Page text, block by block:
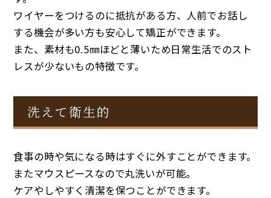
ワイヤーをつけるのに抵抗がある方、人前でお話し
する機会が多い方も安心して矯正ができます。
また、素材も0.5㎜ほどと薄いため日常生活でのスト
レスが少ないもの特徴です。
洗えて衛生的
食事の時や気になる時はすぐに外すことができます。
またマウスピースなので丸洗いが可能。
ケアやしやすく清潔を保つことができます。